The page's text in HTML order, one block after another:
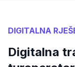
DIGITALNA
Digitalna